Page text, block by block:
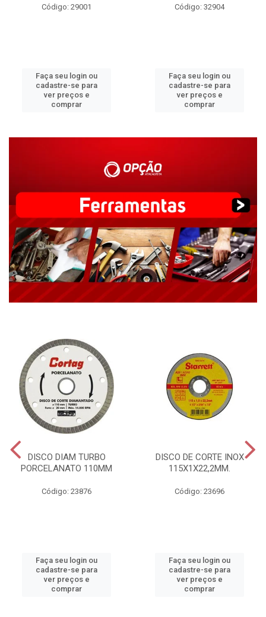
Código: 29001
Faça seu login ou
cadastre-se para
ver preços e
comprar
Código: 32904
Faça seu login ou
cadastre-se para
ver preços e
comprar
DISCO DIAM TURBO
PORCELANATO 110MM
Código: 23876
Faça seu login ou
cadastre-se para
ver preços e
comprar
DISCO DE CORTE INOX
115X1X22,2MM.
Código: 23696
Faça seu login ou
cadastre-se para
ver preços e
comprar